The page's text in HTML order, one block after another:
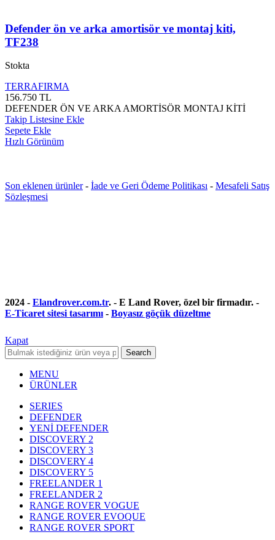
Defender ön ve arka amortisör ve montaj kiti,
TF238
Stokta
TERRAFIRMA
156.750 TL
DEFENDER ÖN VE ARKA AMORTİSÖR MONTAJ KİTİ
Takip Listesine Ekle
Sepete Ekle
Hızlı Görünüm
Son eklenen ürünler- İade ve Geri Ödeme Politikası - Mesafeli Satış
Sözleşmesi
2024 - Elandrover.com.tr. - E Land Rover, özel bir firmadır. -
E-Ticaret sitesi tasarımı- Boyasız göçük düzeltme
Kapat
Search
MENU
ÜRÜNLER
SERIES
DEFENDER
YENİ DEFENDER
DISCOVERY 2
DISCOVERY 3
DISCOVERY 4
DISCOVERY 5
FREELANDER 1
FREELANDER 2
RANGE ROVER VOGUE
RANGE ROVER EVOQUE
RANGE ROVER SPORT